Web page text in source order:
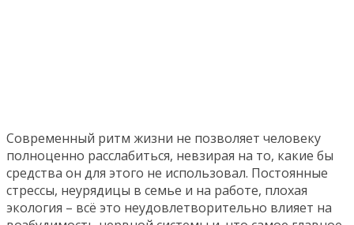
Современный ритм жизни не позволяет человеку
полноценно расслабиться, невзирая на то, какие бы
средства он для этого не использовал. Постоянные
стрессы, неурядицы в семье и на работе, плохая
экология – всё это неудовлетворительно влияет на